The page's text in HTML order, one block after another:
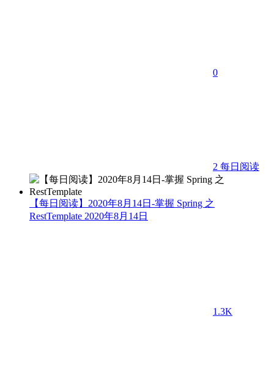
0
2 每日阅读
【每日阅读】2020年8月14日-掌握 Spring 之
RestTemplate 2020年8月14日
1.3K